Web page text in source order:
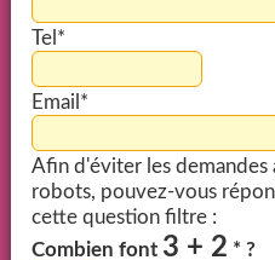
Tel*
Email*
Afin d'éviter les demandes
robots, pouvez-vous
cette question filtre :
Combien font 3 + 2 * ?